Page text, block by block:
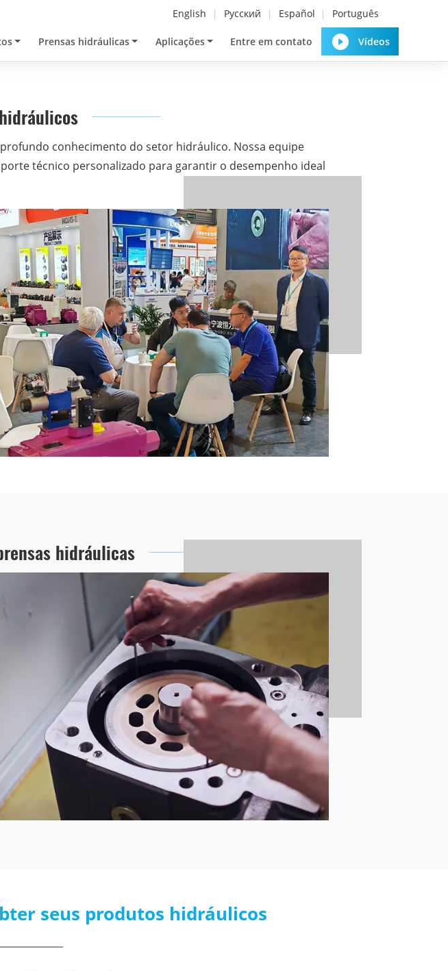
English Русский Español Português
Prensas hidráulicas Aplicações Entre em contato Vídeos
conhecimento do setor hidráulico. Nossa equipe
técnico personalizado para garantir o desempenho ideal
hidráulicas
seus produtos hidráulicos